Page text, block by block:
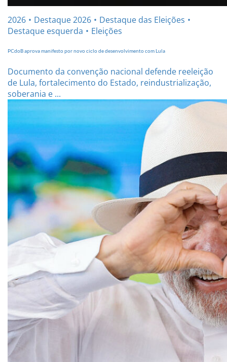
2026 Destaque 2026
Destaque das Eleições
Destaque esquerda
Eleições
PCdoB aprova manifesto por novo ciclo de desenvolvimento com Lula
Documento da convenção nacional defende reeleição
de Lula, fortalecimento do Estado, reindustrialização,
soberania e ...